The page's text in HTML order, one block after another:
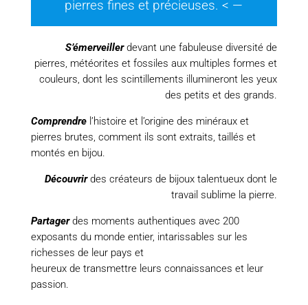
pierres fines et précieuses. < —
S’émerveiller devant une fabuleuse diversité de
pierres, météorites et fossiles aux multiples formes et
couleurs, dont les scintillements illumineront les yeux
des petits et des grands.
Comprendrel’histoire et l’origine des minéraux et
pierres brutes, comment ils sont extraits, taillés et
montés en bijou.
Découvrir des créateurs de bijoux talentueux dont le
travail sublime la pierre.
Partagerdes moments authentiques avec 200
exposants du monde entier, intarissables sur les
richesses de leur pays et
heureux de transmettre leurs connaissances et leur
passion.